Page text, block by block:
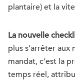
plantaire) et la
La nouvelle
plus s’arrêter aux
mandat, c’est la
temps réel,